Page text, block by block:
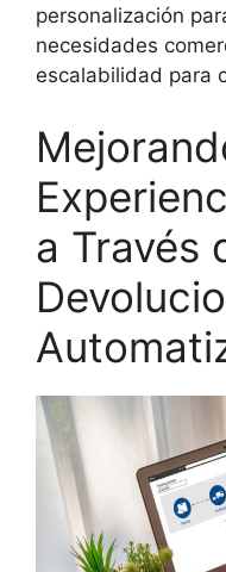
personalización
necesidades
escalabilidad para
a Través